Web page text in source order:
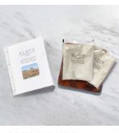
春めいて暖かくなっ
クレイドは日焼け
痩せやすい時期にな
的です！